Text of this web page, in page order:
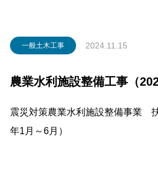
一般土木工事 2024.11.15
農業水利施設整備工事（
震災対策農業水利施設整備事業
年1月～6月）